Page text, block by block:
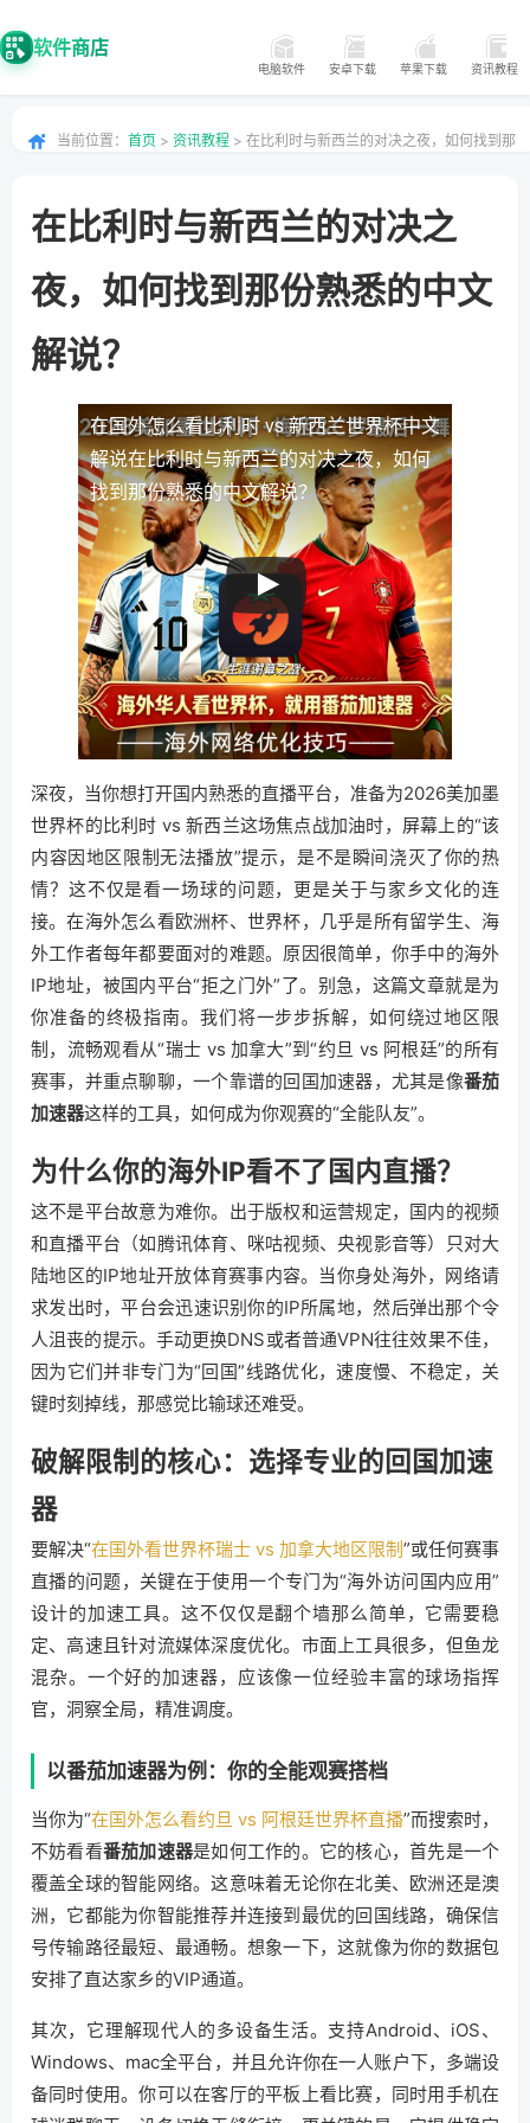
软件商店
电脑软件 安卓下载 苹果下载 资讯教程
当前位置： 首页 > 资讯教程 > 在比利时与新西兰的对决之夜，如何找到那
在比利时与新西兰的对决之
夜，如何找到那份熟悉的中文
解说？
在国外怎么看比利时 vs 新西兰世界杯中文
解说在比利时与新西兰的对决之夜，如何
找到那份熟悉的中文解说？
深夜，当你想打开国内熟悉的直播平台，准备为2026美加墨
世界杯的比利时 vs 新西兰这场焦点战加油时，屏幕上的“该
内容因地区限制无法播放”提示，是不是瞬间浇灭了你的热
情？这不仅是看一场球的问题，更是关于与家乡文化的连
接。在海外怎么看欧洲杯、世界杯，几乎是所有留学生、海
外工作者每年都要面对的难题。原因很简单，你手中的海外
IP地址，被国内平台“拒之门外”了。别急，这篇文章就是为
你准备的终极指南。我们将一步步拆解，如何绕过地区限
制，流畅观看从“瑞士 vs 加拿大”到“约旦 vs 阿根廷”的所有
赛事，并重点聊聊，一个靠谱的回国加速器，尤其是像番茄
加速器这样的工具，如何成为你观赛的“全能队友”。
为什么你的海外IP看不了国内直播？
这不是平台故意为难你。出于版权和运营规定，国内的视频
和直播平台（如腾讯体育、咪咕视频、央视影音等）只对大
陆地区的IP地址开放体育赛事内容。当你身处海外，网络请
求发出时，平台会迅速识别你的IP所属地，然后弹出那个令
人沮丧的提示。手动更换DNS或者普通VPN往往效果不佳，
因为它们并非专门为“回国”线路优化，速度慢、不稳定，关
键时刻掉线，那感觉比输球还难受。
破解限制的核心：选择专业的回国加速
器
要解决“在国外看世界杯瑞士 vs 加拿大地区限制”或任何赛事
直播的问题，关键在于使用一个专门为“海外访问国内应用”
设计的加速工具。这不仅仅是翻个墙那么简单，它需要稳
定、高速且针对流媒体深度优化。市面上工具很多，但鱼龙
混杂。一个好的加速器，应该像一位经验丰富的球场指挥
官，洞察全局，精准调度。
以番茄加速器为例：你的全能观赛搭档
当你为“在国外怎么看约旦 vs 阿根廷世界杯直播”而搜索时，
不妨看看番茄加速器是如何工作的。它的核心，首先是一个
覆盖全球的智能网络。这意味着无论你在北美、欧洲还是澳
洲，它都能为你智能推荐并连接到最优的回国线路，确保信
号传输路径最短、最通畅。想象一下，这就像为你的数据包
安排了直达家乡的VIP通道。
其次，它理解现代人的多设备生活。支持Android、iOS、
Windows、mac全平台，并且允许你在一人账户下，多端设
备同时使用。你可以在客厅的平板上看比赛，同时用手机在